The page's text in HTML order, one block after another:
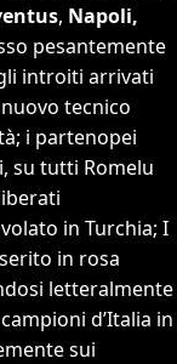
, Napoli,
pesantemente
introiti arrivati
tecnico
i partenopei
su tutti Romelu
in Turchia; I
in rosa
letteralmente
d’Italia in
sui